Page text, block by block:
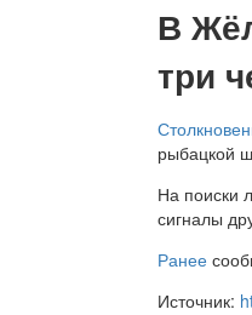
В
три
рыбацкой
На поиски
сигналы
Ранее
Источник: